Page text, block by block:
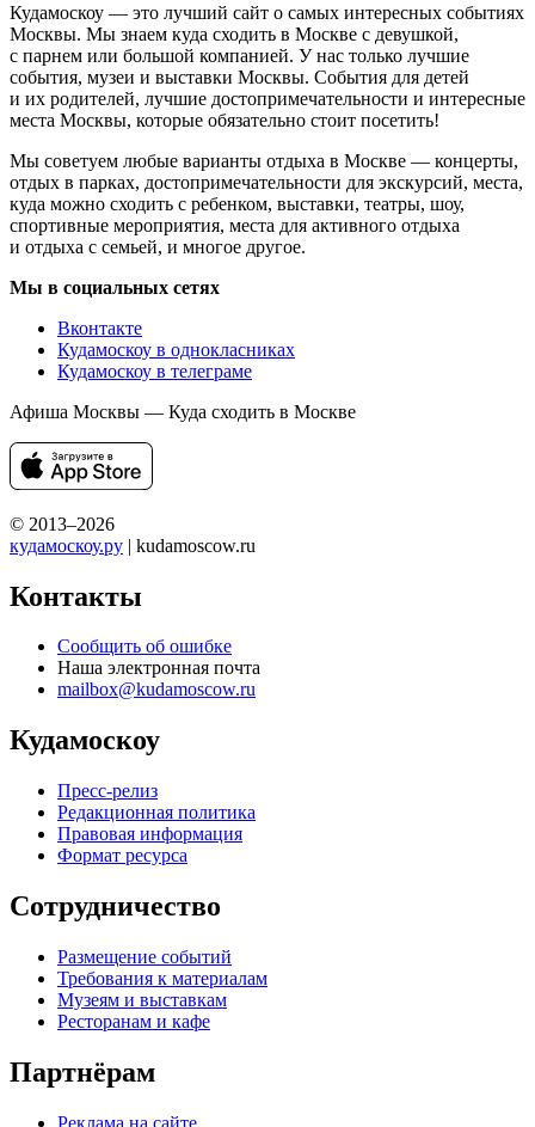
Кудамоскоу — это лучший сайт о самых интересных событиях
Москвы. Мы знаем куда сходить в Москве с девушкой,
с парнем или большой компанией. У нас только лучшие
события, музеи и выставки Москвы. События для детей
и их родителей, лучшие достопримечательности и интересные
места Москвы, которые обязательно стоит посетить!
Мы советуем любые варианты отдыха в Москве — концерты,
отдых в парках, достопримечательности для экскурсий, места,
куда можно сходить с ребенком, выставки, театры, шоу,
спортивные мероприятия, места для активного отдыха
и отдыха с семьей, и многое другое.
Мы в социальных сетях
Вконтакте
Кудамоскоу в однокласниках
Кудамоскоу в телеграме
Афиша Москвы — Куда сходить в Москве
© 2013–2026
кудамоскоу.ру | kudamoscow.ru
Контакты
Сообщить об ошибке
Наша электронная почта
mailbox@kudamoscow.ru
Кудамоскоу
Пресс-релиз
Редакционная политика
Правовая информация
Формат ресурса
Сотрудничество
Размещение событий
Требования к материалам
Музеям и выставкам
Ресторанам и кафе
Партнёрам
Реклама на сайте